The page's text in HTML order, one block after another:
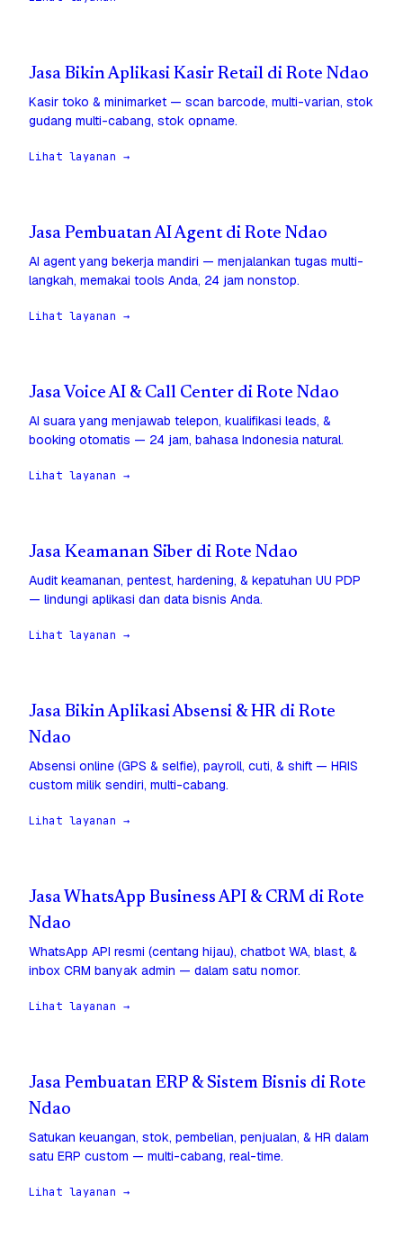
Jasa Bikin Aplikasi Kasir Retail di Rote Ndao
Kasir toko & minimarket — scan barcode, multi-varian, stok
gudang multi-cabang, stok opname.
Lihat layanan →
Jasa Pembuatan AI Agent di Rote Ndao
AI agent yang bekerja mandiri — menjalankan tugas multi-
langkah, memakai tools Anda, 24 jam nonstop.
Lihat layanan →
Jasa Voice AI & Call Center di Rote Ndao
AI suara yang menjawab telepon, kualifikasi leads, &
booking otomatis — 24 jam, bahasa Indonesia natural.
Lihat layanan →
Jasa Keamanan Siber di Rote Ndao
Audit keamanan, pentest, hardening, & kepatuhan UU PDP
— lindungi aplikasi dan data bisnis Anda.
Lihat layanan →
Jasa Bikin Aplikasi Absensi & HR di Rote
Ndao
Absensi online (GPS & selfie), payroll, cuti, & shift — HRIS
custom milik sendiri, multi-cabang.
Lihat layanan →
Jasa WhatsApp Business API & CRM di Rote
Ndao
WhatsApp API resmi (centang hijau), chatbot WA, blast, &
inbox CRM banyak admin — dalam satu nomor.
Lihat layanan →
Jasa Pembuatan ERP & Sistem Bisnis di Rote
Ndao
Satukan keuangan, stok, pembelian, penjualan, & HR dalam
satu ERP custom — multi-cabang, real-time.
Lihat layanan →